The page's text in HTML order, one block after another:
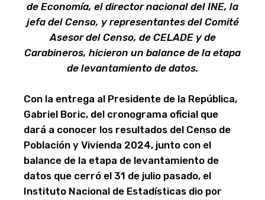
de Economía, el director nacional del INE, la
jefa del Censo, y representantes del Comité
Asesor del Censo, de CELADE y de
Carabineros, hicieron un balance de la etapa
de levantamiento de datos.
Con la entrega al Presidente de la República,
Gabriel Boric, del cronograma oficial que
dará a conocer los resultados del Censo de
Población y Vivienda 2024, junto con el
balance de la etapa de levantamiento de
datos que cerró el 31 de julio pasado, el
Instituto Nacional de Estadísticas dio por